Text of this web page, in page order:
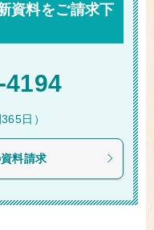
資料をご請求下
4194
日）
料請求